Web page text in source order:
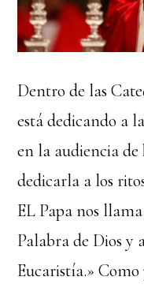
Dentro de las
está dedicando a
en la audiencia
dedicarla a los
EL Papa nos
Palabra de Dios y
Eucaristía.» Como